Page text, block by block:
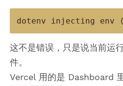
这不是错误，只是说当前运
件。
Vercel 用的是 Dashboard